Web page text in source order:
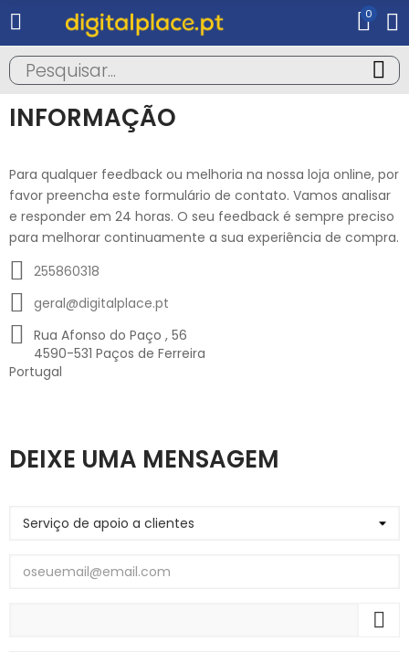
0
DEIXE UMA MENSAGEM
INFORMAÇÃO
Para qualquer feedback ou melhoria na nossa loja online, por
favor preencha este formulário de contato. Vamos analisar
e responder em 24 horas. O seu feedback é sempre preciso
para melhorar continuamente a sua experiência de compra.
255860318
geral@digitalplace.pt
Rua Afonso do Paço , 56
4590-531 Paços de Ferreira
Portugal